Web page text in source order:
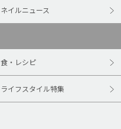
ネイルニュース
食・レシピ
ライフスタイル特集